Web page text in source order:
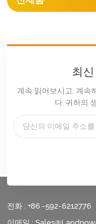
최
계속 읽어보시고, 계속
다. 귀하의
전화 : +86 -592-6212776